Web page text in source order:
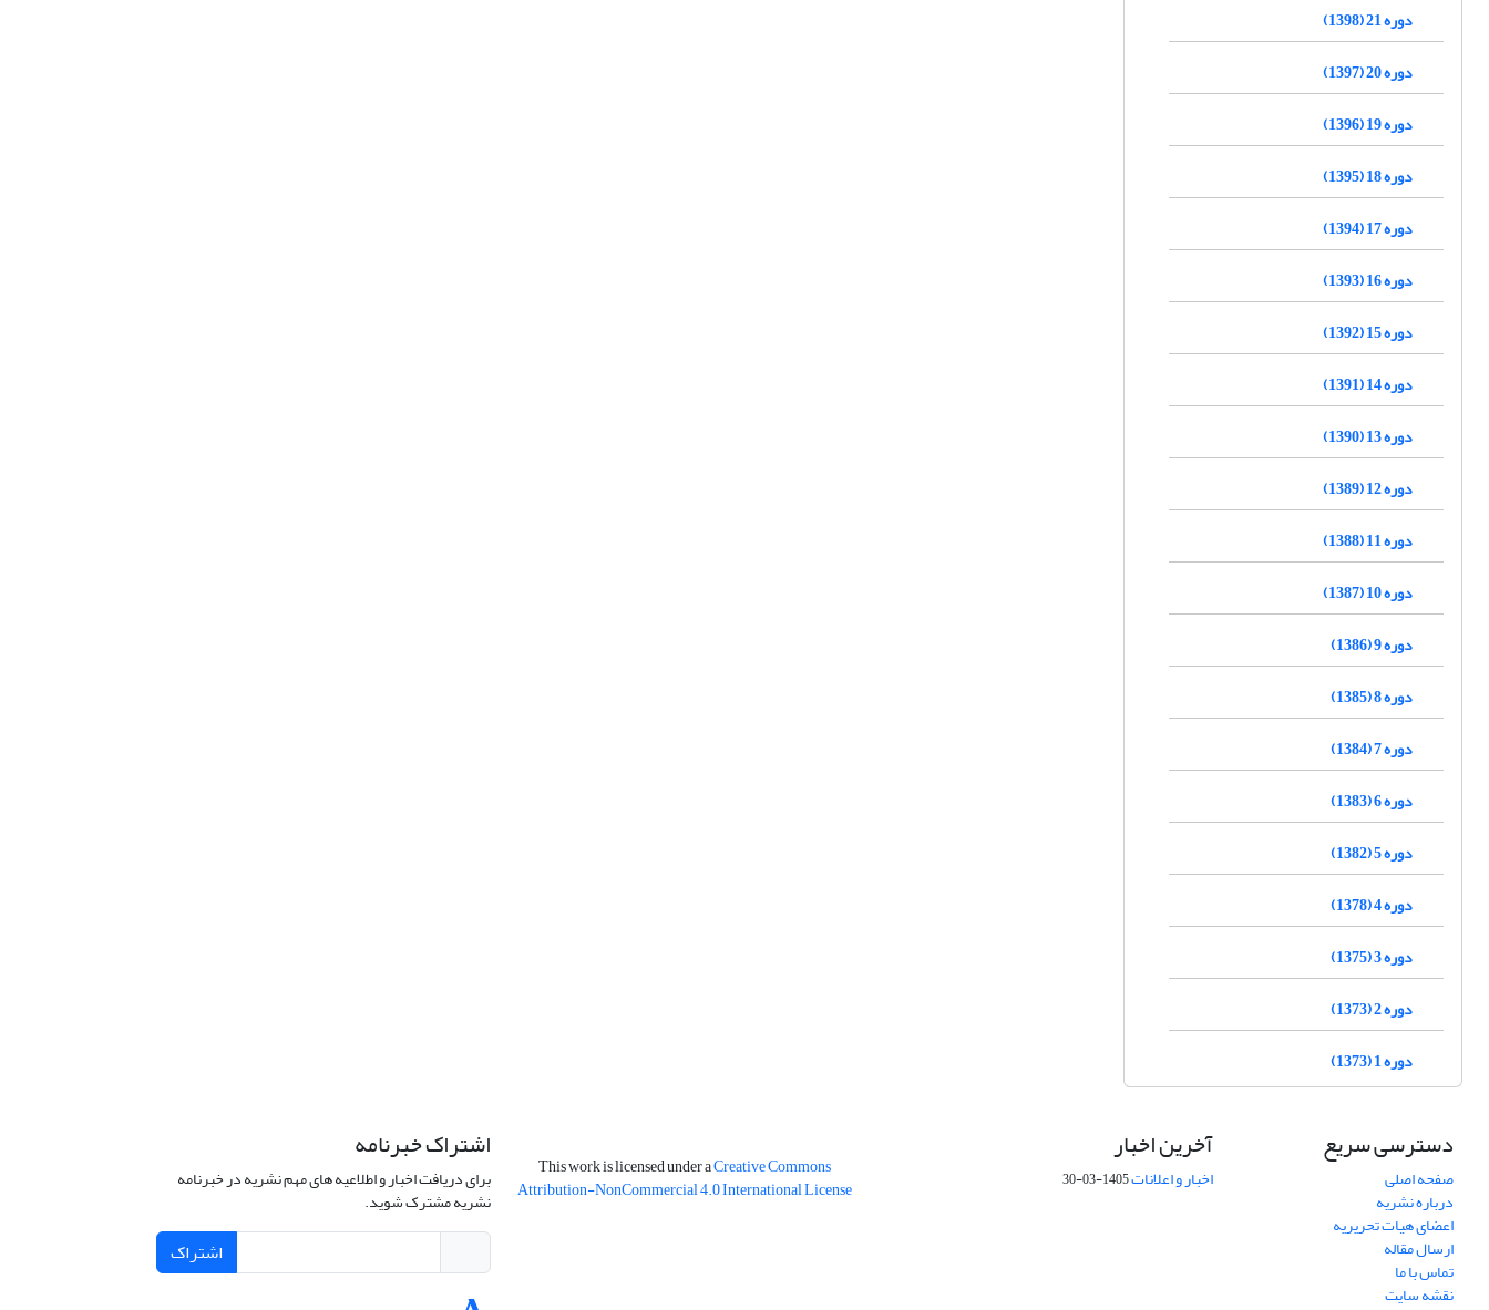
دوره 21 (1398)
دوره 20 (1397)
دوره 19 (1396)
دوره 18 (1395)
دوره 17 (1394)
دوره 16 (1393)
دوره 15 (1392)
دوره 14 (1391)
دوره 13 (1390)
دوره 12 (1389)
دوره 11 (1388)
دوره 10 (1387)
دوره 9 (1386)
دوره 8 (1385)
دوره 7 (1384)
دوره 6 (1383)
دوره 5 (1382)
دوره 4 (1378)
دوره 3 (1375)
دوره 2 (1373)
دوره 1 (1373)
دسترسی سریع
صفحه اصلی
درباره نشریه
اعضای هیات تحریریه
ارسال مقاله
تماس با ما
نقشه سایت
آخرین اخبار
اخبار و اعلانات1405-03-30
This work is licensed under aCreative Commons
Attribution-NonCommercial 4.0 International License
اشتراک خبرنامه
برای دریافت اخبار و اطلاعیه های مهم نشریه در خبرنامه
نشریه مشترک شوید.
اشتراک